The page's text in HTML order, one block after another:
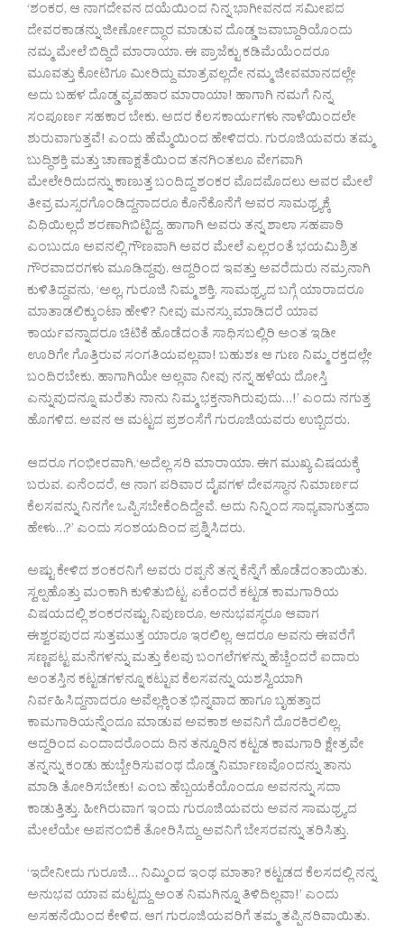
‘ಶಂಕರ, ಆ ನಾಗದೇವನ ದಯೆಯಿಂದ ನಿನ್ನ ಭಾಗೀವನದ ಸಮೀಪದ
ದೇವರಕಾಡನ್ನು ಜೀರ್ಣೋದ್ಧಾರ ಮಾಡುವ ದೊಡ್ಡ ಜವಾಬ್ದಾರಿಯೊಂದು
ನಮ್ಮ ಮೇಲೆ ಬಿದ್ದಿದೆ ಮಾರಾಯಾ. ಈ ಪ್ರಾಜೆಕ್ಟು ಕಡಿಮೆಯೆಂದರೂ
ಮೂವತ್ತು ಕೋಟಿಗೂ ಮೀರಿದ್ದು ಮಾತ್ರವಲ್ಲದೇ ನಮ್ಮ ಜೀವಮಾನದಲ್ಲೇ
ಅದು ಬಹಳ ದೊಡ್ಡ ವ್ಯವಹಾರ ಮಾರಾಯಾ! ಹಾಗಾಗಿ ನಮಗೆ ನಿನ್ನ
ಸಂಪೂರ್ಣ ಸಹಕಾರ ಬೇಕು. ಅದರ ಕೆಲಸಕಾರ್ಯಗಳು ನಾಳೆಯಿಂದಲೇ
ಶುರುವಾಗುತ್ತವೆ! ಎಂದು ಹೆಮ್ಮೆಯಿಂದ ಹೇಳಿದರು. ಗುರೂಜಿಯವರು ತಮ್ಮ
ಬುದ್ಧಿಶಕ್ತಿ ಮತ್ತು ಚಾಣಾಕ್ಷತೆಯಿಂದ ತನಗಿಂತಲೂ ವೇಗವಾಗಿ
ಮೇಲೇರಿದುದನ್ನು ಕಾಣುತ್ತ ಬಂದಿದ್ದ ಶಂಕರ ಮೊದಮೊದಲು ಅವರ ಮೇಲೆ
ತೀವ್ರ ಮಸ್ಸರಗೊಂಡಿದ್ದನಾದರೂ ಕೊನೆಕೊನೆಗೆ ಅವರ ಸಾಮಥ್ರ್ಯಕ್ಕೆ
ವಿಧಿಯಿಲ್ಲದೆ ಶರಣಾಗಿಬಿಟ್ಟಿದ್ದ. ಹಾಗಾಗಿ ಅವರು ತನ್ನ ಶಾಲಾ ಸಹಪಾಠಿ
ಎಂಬುದೂ ಅವನಲ್ಲಿ ಗೌಣವಾಗಿ ಅವರ ಮೇಲೆ ಎಲ್ಲರಂತೆ ಭಯಮಿಶ್ರಿತ
ಗೌರವಾದರಗಳು ಮೂಡಿದ್ದವು. ಆದ್ದರಿಂದ ಇವತ್ತು ಅವರೆದುರು ನಮ್ರನಾಗಿ
ಕುಳಿತಿದ್ದವನು, ‘ಅಲ್ಲ, ಗುರೂಜಿ ನಿಮ್ಮ ಶಕ್ತಿ, ಸಾಮಥ್ರ್ಯದ ಬಗ್ಗೆ ಯಾರಾದರೂ
ಮಾತಾಡಲಿಕ್ಕುಂಟಾ ಹೇಳಿ? ನೀವು ಮನಸ್ಸು ಮಾಡಿದರೆ ಯಾವ
ಕಾರ್ಯವನ್ನಾದರೂ ಚಿಟಿಕೆ ಹೊಡೆದಂತೆ ಸಾಧಿಸಬಲ್ಲಿರಿ ಅಂತ ಇಡೀ
ಊರಿಗೇ ಗೊತ್ತಿರುವ ಸಂಗತಿಯವಲ್ಲವಾ! ಬಹುಶಃ ಆ ಗುಣ ನಿಮ್ಮ ರಕ್ತದಲ್ಲೇ
ಬಂದಿರಬೇಕು. ಹಾಗಾಗಿಯೇ ಅಲ್ಲವಾ ನೀವು ನನ್ನ ಹಳೆಯ ದೋಸ್ತಿ
ಎನ್ನುವುದನ್ನೂ ಮರೆತು ನಾನು ನಿಮ್ಮ ಭಕ್ತನಾಗಿರುವುದು…!’ ಎಂದು ನಗುತ್ತ
ಹೊಗಳಿದ. ಅವನ ಆ ಮಟ್ಟದ ಪ್ರಶಂಸೆಗೆ ಗುರೂಜಿಯವರು ಉಬ್ಬಿದರು.
ಆದರೂ ಗಂಭೀರವಾಗಿ,‘ಅದೆಲ್ಲ ಸರಿ ಮಾರಾಯಾ. ಈಗ ಮುಖ್ಯ ವಿಷಯಕ್ಕೆ
ಬರುವ. ಏನೆಂದರೆ, ಆ ನಾಗ ಪರಿವಾರ ದೈವಗಳ ದೇವಸ್ಥಾನ ನಿಮಾರ್ಣದ
ಕೆಲಸವನ್ನು ನಿನಗೇ ಒಪ್ಪಿಸಬೇಕೆಂದಿದ್ದೇವೆ. ಅದು ನಿನ್ನಿಂದ ಸಾಧ್ಯವಾಗುತ್ತದಾ
ಹೇಳು…?’ ಎಂದು ಸಂಶಯದಿಂದ ಪ್ರಶ್ನಿಸಿದರು.
ಅಷ್ಟು ಕೇಳಿದ ಶಂಕರನಿಗೆ ಅವರು ರಪ್ಪನೆ ತನ್ನ ಕೆನ್ನೆಗೆ ಹೊಡೆದಂತಾಯಿತು.
ಸ್ವಲ್ಪಹೊತ್ತು ಮಂಕಾಗಿ ಕುಳಿತುಬಿಟ್ಟ. ಏಕೆಂದರೆ ಕಟ್ಟಡ ಕಾಮಗಾರಿಯ
ವಿಷಯದಲ್ಲಿ ಶಂಕರನಷ್ಟು ನಿಪುಣರೂ, ಅನುಭವಸ್ಥರೂ ಆವಾಗ
ಈಶ್ವರಪುರದ ಸುತ್ತಮುತ್ತ ಯಾರೂ ಇರಲಿಲ್ಲ. ಆದರೂ ಅವನು ಈವರೆಗೆ
ಸಣ್ಣಪಟ್ಟ ಮನೆಗಳನ್ನು ಮತ್ತು ಕೆಲವು ಬಂಗಲೆಗಳನ್ನು ಹೆಚ್ಚೆಂದರೆ ಐದಾರು
ಅಂತಸ್ತಿನ ಕಟ್ಟಡಗಳನ್ನೂ ಕಟ್ಟುವ ಕೆಲಸವನ್ನು ಯಶಸ್ವಿಯಾಗಿ
ನಿರ್ವಹಿಸಿದ್ದನಾದರೂ ಅವೆಲ್ಲಕ್ಕಿಂತ ಭಿನ್ನವಾದ ಹಾಗೂ ಬೃಹತ್ತಾದ
ಕಾಮಗಾರಿಯನ್ನೆಂದೂ ಮಾಡುವ ಅವಕಾಶ ಅವನಿಗೆ ದೊರಕಿರಲಿಲ್ಲ.
ಆದ್ದರಿಂದ ಎಂದಾದರೊಂದು ದಿನ ತನ್ನೂರಿನ ಕಟ್ಟಡ ಕಾಮಗಾರಿ ಕ್ಷೇತ್ರವೇ
ತನ್ನನ್ನು ಕಂಡು ಹುಬ್ಬೇರಿಸುವಂಥ ದೊಡ್ಡ ನಿರ್ಮಾಣವೊಂದನ್ನು ತಾನು
ಮಾಡಿ ತೋರಿಸಬೇಕು! ಎಂಬ ಹೆಬ್ಬಯಕೆಯೊಂದೂ ಅವನನ್ನು ಸದಾ
ಕಾಡುತ್ತಿತ್ತು. ಹೀಗಿರುವಾಗ ಇಂದು ಗುರೂಜಿಯವರು ಅವನ ಸಾಮಥ್ರ್ಯದ
ಮೇಲೆಯೇ ಅಪನಂಬಿಕೆ ತೋರಿಸಿದ್ದು ಅವನಿಗೆ ಬೇಸರವನ್ನು ತರಿಸಿತ್ತು.
‘ಇದೇನೀದು ಗುರೂಜಿ… ನಿಮ್ಮಿಂದ ಇಂಥ ಮಾತಾ? ಕಟ್ಟಡದ ಕೆಲಸದಲ್ಲಿ ನನ್ನ
ಅನುಭವ ಯಾವ ಮಟ್ಟದ್ದು ಅಂತ ನಿಮಗಿನ್ನೂ ತಿಳಿದಿಲ್ಲವಾ!’ ಎಂದು
ಅಸಹನೆಯಿಂದ ಕೇಳಿದ. ಆಗ ಗುರೂಜಿಯವರಿಗೆ ತಮ್ಮ ತಪ್ಪಿನರಿವಾಯಿತು.